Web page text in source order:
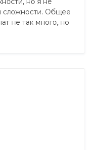
сложности. Общее
не так много, но